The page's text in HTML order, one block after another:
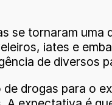
se tornaram
iates e
de diversos
drogas para o